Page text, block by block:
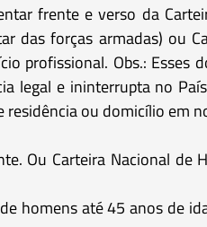
frente e verso da
das forças armadas) ou
profissional. Obs.: Esses
legal e ininterrupta no
ou domicílio em
Ou Carteira Nacional de
homens até 45 anos de